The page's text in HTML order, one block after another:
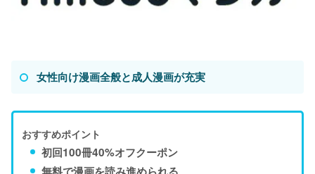
女性向け漫画全般と成人漫画が充実
おすすめポイント
初回100冊40%オフクーポン